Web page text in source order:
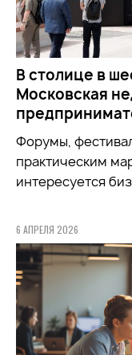
В столице в
Московская
Форумы,
практическим
интересуется
6 АПРЕЛЯ 2026